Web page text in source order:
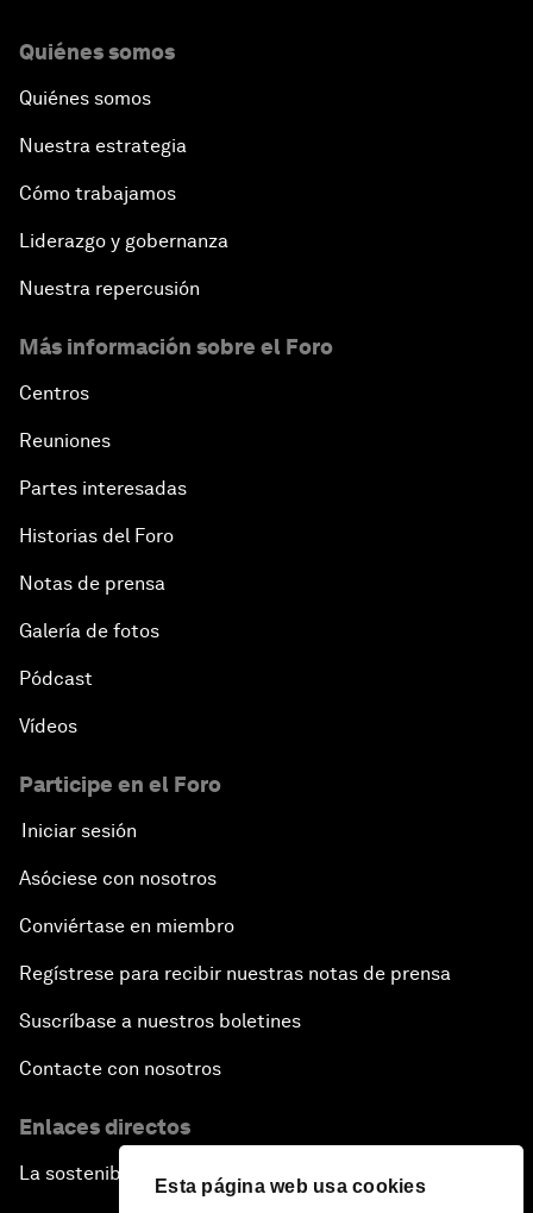
Esta página web usa cookies
Quiénes somos
Quiénes somos
Nuestra estrategia
Cómo trabajamos
Liderazgo y gobernanza
Nuestra repercusión
Más información sobre el Foro
Centros
Reuniones
Partes interesadas
Historias del Foro
Notas de prensa
Galería de fotos
Pódcast
Vídeos
Participe en el Foro
Iniciar sesión
Asóciese con nosotros
Conviértase en miembro
Regístrese para recibir nuestras notas de prensa
Suscríbase a nuestros boletines
Contacte con nosotros
Enlaces directos
La sostenibilidad en el Foro